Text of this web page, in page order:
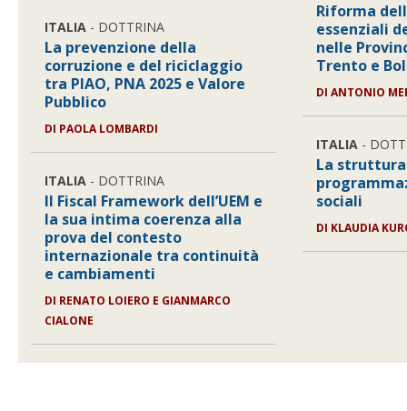
ITALIA - DOTTRINA
La prevenzione della
corruzione e del riciclaggio
tra PIAO, PNA 2025 e Valore
Pubblico
DI PAOLA LOMBARDI
ITALIA - DOTTRINA
Il Fiscal Framework dell’UEM e
la sua intima coerenza alla
prova del contesto
internazionale tra continuità
e cambiamenti
DI RENATO LOIERO E GIANMARCO
CIALONE
Riforma
essenziali
nelle
Trento e
DIANTONIO
ITALIA -
La
sociali
DI KLAUDIA